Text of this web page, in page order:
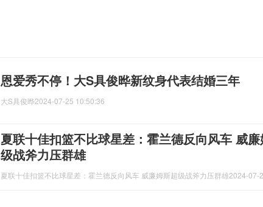
恩爱秀不停！大S具俊晔新纹身代表结婚三年
大S具俊晔2024-07-25 10:50:36
夏联十佳扣篮不比球星差：霍兰德反向风车 威廉
级战斧力压群雄
夏联十佳扣篮不比球星差：霍兰德反向风车 威廉姆斯超级战斧力压群雄2024-07-